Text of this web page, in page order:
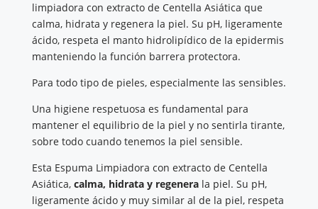
limpiadora con extracto de Centella Asiática que
calma, hidrata y regenera la piel. Su pH, ligeramente
ácido, respeta el manto hidrolipídico de la epidermis
manteniendo la función barrera protectora.
Para todo tipo de pieles, especialmente las sensibles.
Una higiene respetuosa es fundamental para
mantener el equilibrio de la piel y no sentirla tirante,
sobre todo cuando tenemos la piel sensible.
Esta Espuma Limpiadora con extracto de Centella
Asiática, calma, hidrata y regenerala piel. Su pH,
ligeramente ácido y muy similar al de la piel, respeta